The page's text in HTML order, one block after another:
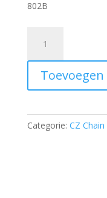
802B
-
type
428
54
pieces
Categorie: CZ Chain